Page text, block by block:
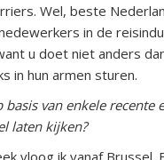
Wel, beste
in de
u doet niet anders
in hun armen sturen.
basis van enkele recente
laten kijken?
vloog ik vanaf Brussel.